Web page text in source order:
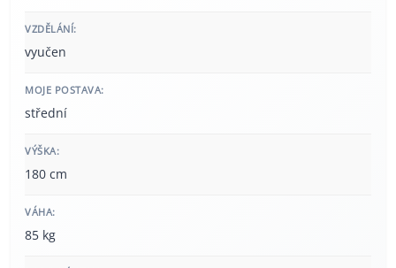
VZDĚLÁNÍ:
vyučen
MOJE POSTAVA:
střední
VÝŠKA:
180 cm
VÁHA:
85 kg